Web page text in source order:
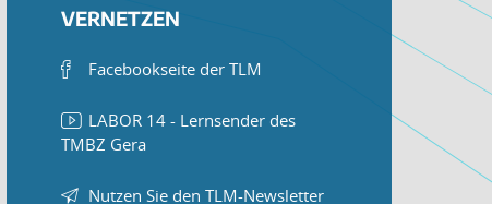
VERNETZEN
Facebookseite der TLM
LABOR 14 - Lernsender des
TMBZ Gera
Nutzen Sie den TLM-Newsletter